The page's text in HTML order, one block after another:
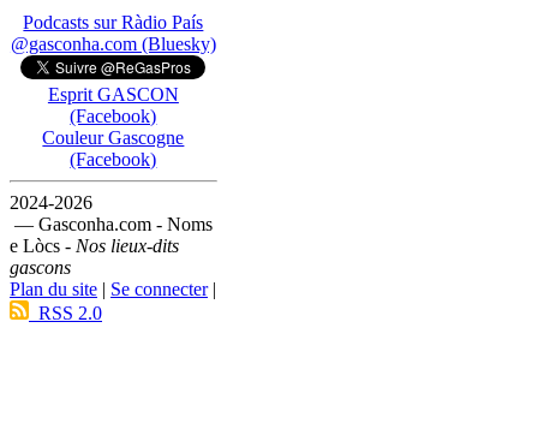
Podcasts sur Ràdio País
@gasconha.com (Bluesky)
Esprit GASCON
(Facebook)
Couleur Gascogne
(Facebook)
2024-2026
— Gasconha.com - Noms
e Lòcs - Nos lieux-dits
gascons
Plan du site | Se connecter|
RSS 2.0